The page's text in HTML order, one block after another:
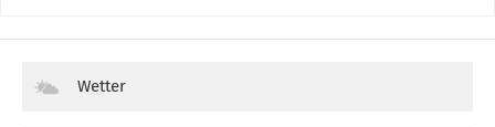
Wetter